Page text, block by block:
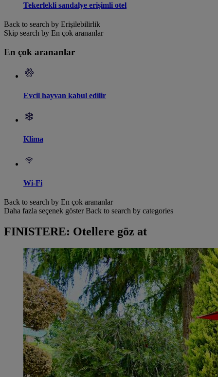
Tekerlekli sandalye erişimli otel
Back to search by Erişilebilirlik
Skip search by En çok arananlar
En çok arananlar
Evcil hayvan kabul edilir
Klima
Wi-Fi
Back to search by En çok arananlar
Daha fazla seçenek göster Back to search by categories
FINISTERE: Otellere göz at